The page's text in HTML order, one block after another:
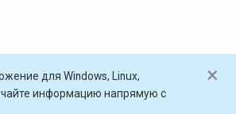
×
для Windows, Linux,
информацию напрямую с